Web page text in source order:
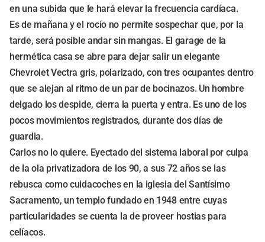
en una subida que le hará elevar la frecuencia cardíaca.
Es de mañana y el rocío no permite sospechar que, por la
tarde, será posible andar sin mangas. El garage de la
hermética casa se abre para dejar salir un elegante
Chevrolet Vectra gris, polarizado, con tres ocupantes dentro
que se alejan al ritmo de un par de bocinazos. Un hombre
delgado los despide, cierra la puerta y entra. Es uno de los
pocos movimientos registrados, durante dos días de
guardia.
Carlos no lo quiere. Eyectado del sistema laboral por culpa
de la ola privatizadora de los 90, a sus 72 años se las
rebusca como cuidacoches en la iglesia del Santísimo
Sacramento, un templo fundado en 1948 entre cuyas
particularidades se cuenta la de proveer hostias para
celíacos.